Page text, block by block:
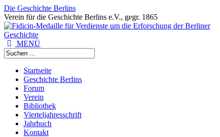
Die Geschichte Berlins
Verein für die Geschichte Berlins e.V., gegr. 1865
MENÜ
Startseite
Geschichte Berlins
Forum
Verein
Bibliothek
Vierteljahresschrift
Jahrbuch
Kontakt